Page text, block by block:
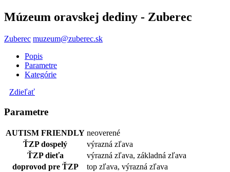
Múzeum oravskej dediny - Zuberec
Zuberec muzeum@zuberec.sk
Popis
Parametre
Kategórie
Zdieľať
Parametre
AUTISM FRIENDLY neoverené
ŤZP dospelý
výrazná zľava
ŤZP dieťa
výrazná zľava, základná zľava
doprovod pre ŤZP
top zľava, výrazná zľava